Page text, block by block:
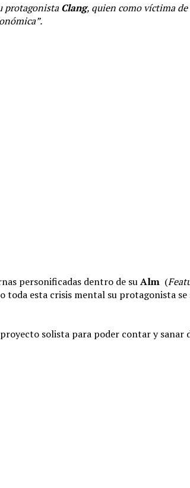
protagonistaClang, quien como víctima
personificadas dentro de suAlm (
esta crisis mental su protagonista
solista para poder contar y sanar